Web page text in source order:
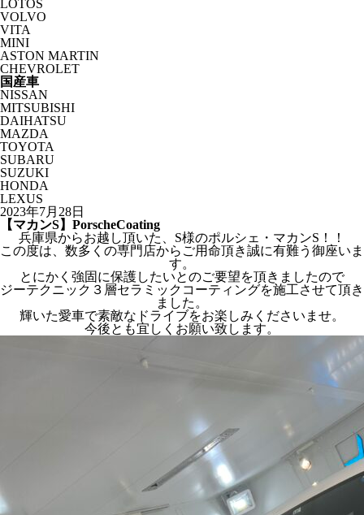
LOTOS
VOLVO
VITA
MINI
ASTON MARTIN
CHEVROLET
国産車
NISSAN
MITSUBISHI
DAIHATSU
MAZDA
TOYOTA
SUBARU
SUZUKI
HONDA
LEXUS
2023年7月28日
【マカンS】PorscheCoating
兵庫県からお越し頂いた、S様のポルシェ・マカンS！！
この度は、数多くの専門店からご用命頂き誠に有難う御座いま
す。
とにかく強固に保護したいとのご要望を頂きましたので
ジーテクニック３層セラミックコーティングを施工させて頂き
ました。
輝いた愛車で素敵なドライブをお楽しみくださいませ。
今後とも宜しくお願い致します。